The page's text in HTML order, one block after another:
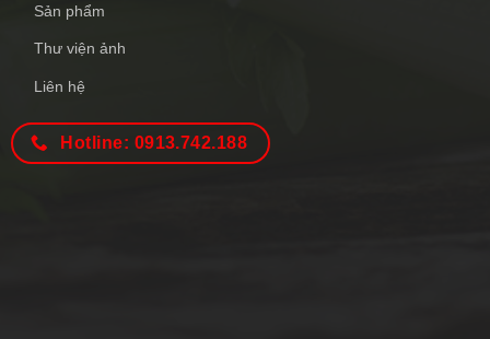
Sản phẩm
Thư viện ảnh
Liên hệ
Hotline: 0913.742.188